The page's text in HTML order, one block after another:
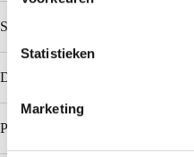
e
m
m
Statistieken
Marketing
Specificaties
Downloads
Populaire kleuren Colorcoat